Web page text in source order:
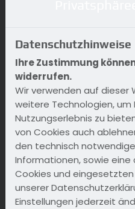
Internetseite
6 Verwendung von
7 Verwendung von
8 Verwendung von
9 Eingebettete Videos,
externen
Datenschutzhinweise
Ihre Zustimmung
widerrufen.
Wir verwenden auf dieser
weitere Technologien,
Nutzungserlebnis zu
von Cookies auch
den technisch
Informationen, sowie
Cookies und
unserer
Einstellungen jederzeit